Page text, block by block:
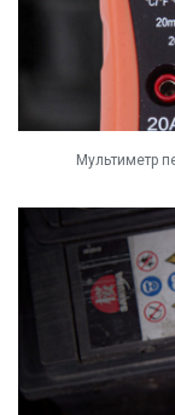
Мультиметр